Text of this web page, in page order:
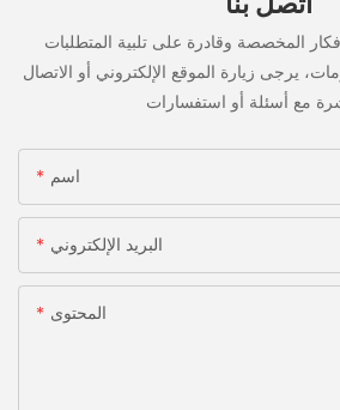
المخصصة وقادرة على تلبية المتطلبات
يرجى زيارة الموقع الإلكتروني أو الاتصال
اسم
البريد الإلكتروني
المحتوى